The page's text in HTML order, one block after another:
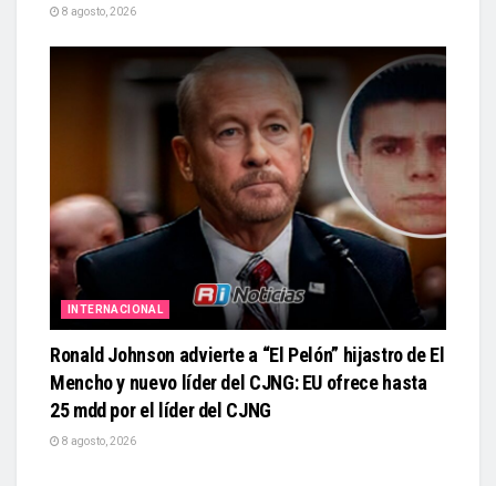
8 agosto, 2026
INTERNACIONAL
Ronald Johnson advierte a “El Pelón” hijastro de El
Mencho y nuevo líder del CJNG: EU ofrece hasta
25 mdd por el líder del CJNG
8 agosto, 2026